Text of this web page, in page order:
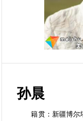
孙晨
籍贯：新疆博尔